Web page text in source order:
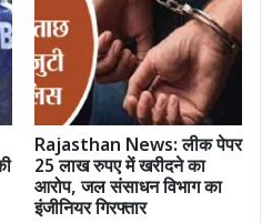
Rajasthan News: लीक पेपर
25 लाख रुपए में खरीदने का
आरोप, जल संसाधन विभाग का
इंजीनियर गिरफ्तार